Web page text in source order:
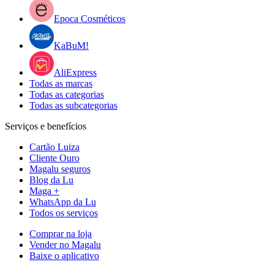
Epoca Cosméticos
KaBuM!
AliExpress
Todas as marcas
Todas as categorias
Todas as subcategorias
Serviços e benefícios
Cartão Luiza
Cliente Ouro
Magalu seguros
Blog da Lu
Maga +
WhatsApp da Lu
Todos os serviços
Comprar na loja
Vender no Magalu
Baixe o aplicativo